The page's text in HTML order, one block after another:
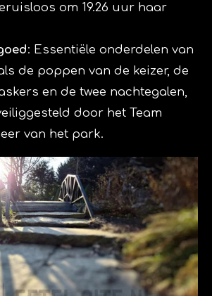
om 19.26 uur haar
: Essentiële onderdelen van
de poppen van de keizer, de
en de twee nachtegalen,
door het Team
van het park.